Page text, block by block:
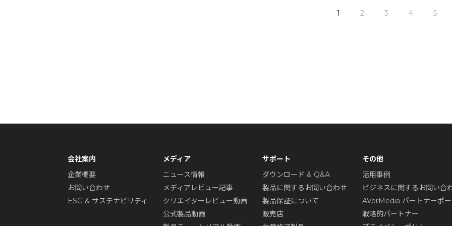
1 2 3 4 5
会社案内
企業概要
お問い合わせ
ESG & サステナビリティ
メディア
ニュース情報
メディアレビュー記事
クリエイターレビュー動画
公式製品動画
サポート
ダウンロード & Q&A
製品に関するお問い合わせ
製品保証について
販売店
その他
活用事例
ビジネスに関するお問い合
AVerMedia パートナーポ
戦略的パートナー